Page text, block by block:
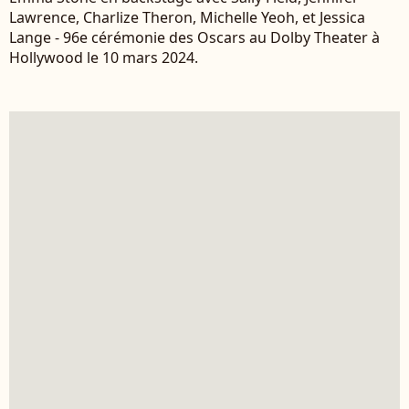
Lawrence, Charlize Theron, Michelle Yeoh, et Jessica
Lange - 96e cérémonie des Oscars au Dolby Theater à
Hollywood le 10 mars 2024.